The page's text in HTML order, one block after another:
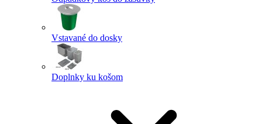
Vstavané do dosky
Doplnky ku košom